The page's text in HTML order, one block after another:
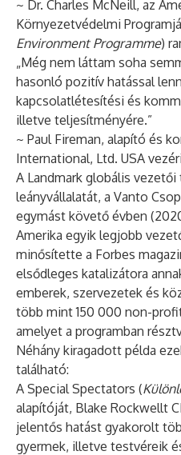
~ Dr. Charles McNeill, az
Környezetvédelmi
Environment Programme)
„Még nem láttam soha
hasonló pozitív hatással
kapcsolatlétesítési és
illetve teljesítményére.”
~ Paul Fireman, alapító és
International, Ltd. USA
A Landmark globális
leányvállalatát, a Vanto
egymást követő évben
Amerika egyik legjobb
minősítette a Forbes
elsődleges katalizátora
emberek, szervezetek és
több mint 150 000 non-
amelyet a programban
Néhány kiragadott példa
található:
A Special Spectators (
alapítóját, Blake Rockwellt
jelentős hatást gyakorolt
gyermek, illetve testvéreik